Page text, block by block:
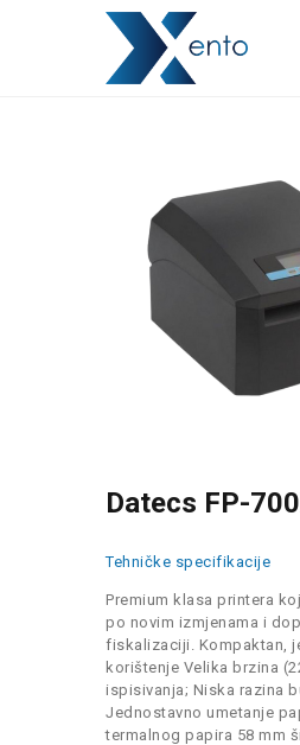
INTERNET
MREŽE
FISKALIZACIJA
ČESTO
PITANJA
KONTAKT
Datecs FP-
Tehničke specifikacije
Premium klasa printera
po novim izmjenama i
fiskalizaciji. Kompaktan,
korištenje Velika brzina
ispisivanja; Niska razina
Jednostavno umetanje
termalnog papira 58 mm